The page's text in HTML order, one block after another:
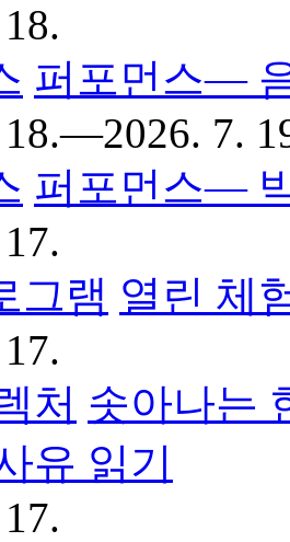
퍼포먼스—
18.—2026. 7.
퍼포먼스―
그램 열린 체
처 솟아나는
유 읽기